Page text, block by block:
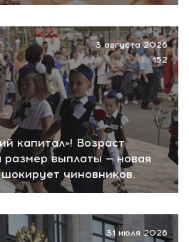
капитал»! Возраст
размер выплаты — новая
чиновников.
3 августа 2026
152
31 июля 2026